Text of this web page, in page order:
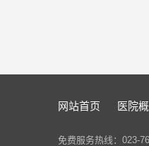
网站首页 医院
免费服务热线：023-